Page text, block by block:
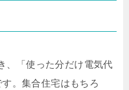
、「使った分だけ電気代
。集合住宅はもちろ